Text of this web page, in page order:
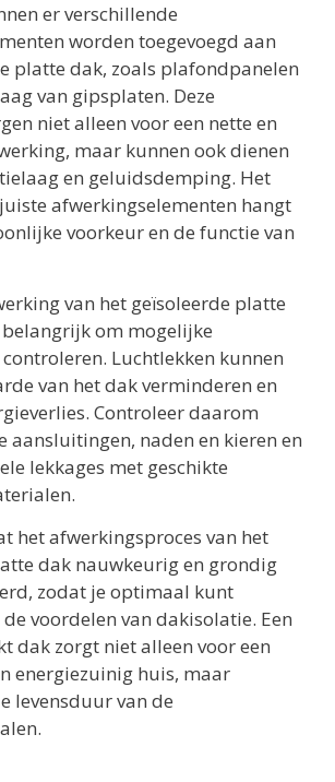
er verschillende
worden toegevoegd aan
platte dak, zoals plafondpanelen
van gipsplaten. Deze
niet alleen voor een nette en
maar kunnen ook dienen
en geluidsdemping. Het
afwerkingselementen hangt
voorkeur en de functie van
van het geïsoleerde platte
om mogelijke
Luchtlekken kunnen
van het dak verminderen en
Controleer daarom
aansluitingen, naden en kieren en
lekkages met geschikte
het afwerkingsproces van het
dak nauwkeurig en grondig
zodat je optimaal kunt
voordelen van dakisolatie. Een
dak zorgt niet alleen voor een
energiezuinig huis, maar
levensduur van de